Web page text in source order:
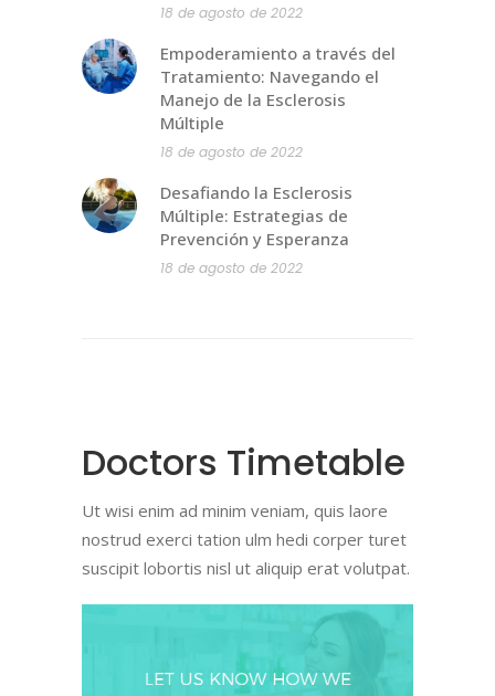
18 de agosto de 2022
Empoderamiento a través del
Tratamiento: Navegando el
Manejo de la Esclerosis
Múltiple
18 de agosto de 2022
Desafiando la Esclerosis
Múltiple: Estrategias de
Prevención y Esperanza
18 de agosto de 2022
Doctors Timetable
Ut wisi enim ad minim veniam, quis laore
nostrud exerci tation ulm hedi corper turet
suscipit lobortis nisl ut aliquip erat volutpat.